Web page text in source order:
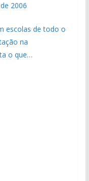
2006
escolas de todo o
na
o que…